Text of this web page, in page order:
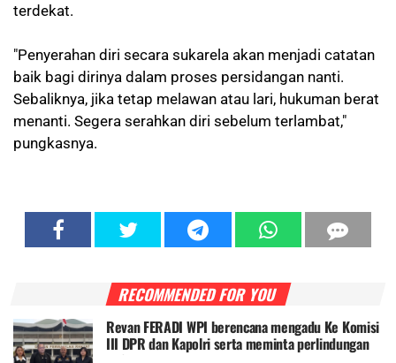
terdekat.
"Penyerahan diri secara sukarela akan menjadi catatan
baik bagi dirinya dalam proses persidangan nanti.
Sebaliknya, jika tetap melawan atau lari, hukuman berat
menanti. Segera serahkan diri sebelum terlambat,"
pungkasnya.
RECOMMENDED FOR YOU
Revan FERADI WPI berencana mengadu Ke Komisi
III DPR dan Kapolri serta meminta perlindungan